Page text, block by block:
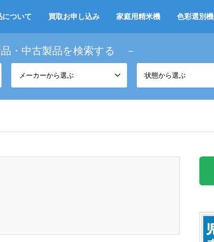
について 買取お申し込み 家庭用精米機 色彩選別機
・中古製品を検索する －
メーカーから選ぶ 状態から選ぶ